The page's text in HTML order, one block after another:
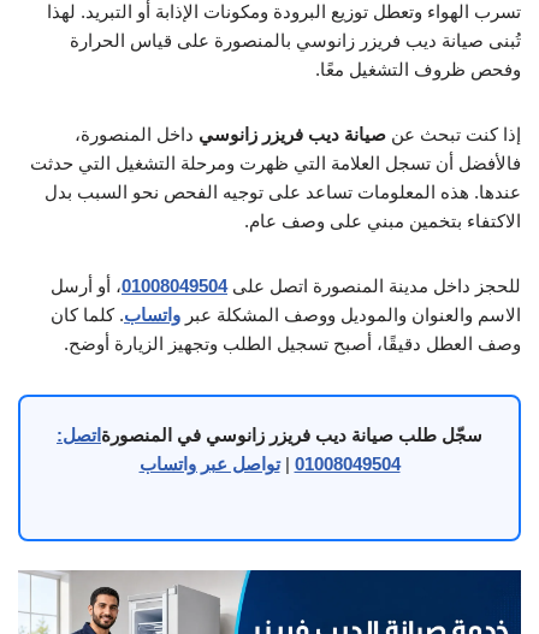
تسرب الهواء وتعطل توزيع البرودة ومكونات الإذابة أو التبريد. لهذا
تُبنى صيانة ديب فريزر زانوسي بالمنصورة على قياس الحرارة
وفحص ظروف التشغيل معًا.
إذا كنت تبحث عن صيانة ديب فريزر زانوسي داخل المنصورة،
فالأفضل أن تسجل العلامة التي ظهرت ومرحلة التشغيل التي حدثت
عندها. هذه المعلومات تساعد على توجيه الفحص نحو السبب بدل
الاكتفاء بتخمين مبني على وصف عام.
للحجز داخل مدينة المنصورة اتصل على01008049504، أو أرسل
الاسم والعنوان والموديل ووصف المشكلة عبر واتساب. كلما كان
وصف العطل دقيقًا، أصبح تسجيل الطلب وتجهيز الزيارة أوضح.
سجّل طلب صيانة ديب فريزر زانوسي في المنصورة اتصل:
01008049504
|تواصل عبر واتساب